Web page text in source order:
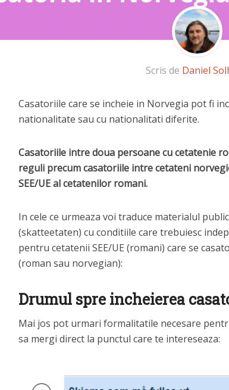
Scris de Daniel
Casatoriile care se incheie in Norvegia pot fi
nationalitate sau cu nationalitati diferite.
Casatoriile intre doua persoane cu cetatenie
reguli precum casatoriile intre cetateni
SEE/UE al cetatenilor romani.
In cele ce urmeaza voi traduce materialul
(skatteetaten) cu conditiile care trebuiesc
pentru cetatenii SEE/UE (romani) care se
(roman sau norvegian):
Drumul spre incheierea
Mai jos pot urmari formalitatile necesare
sa mergi direct la punctul care te intereseaza: